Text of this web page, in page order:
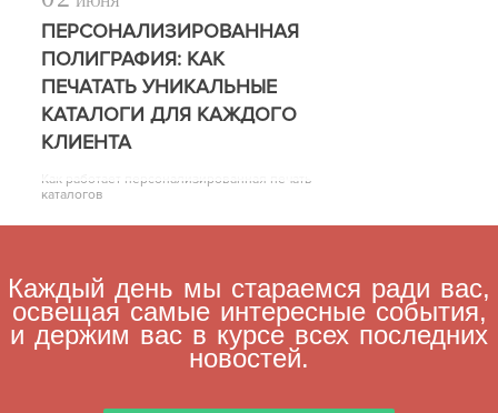
ПЕРСОНАЛИЗИРОВАННАЯ
ПОЛИГРАФИЯ: КАК
ПЕЧАТАТЬ УНИКАЛЬНЫЕ
КАТАЛОГИ ДЛЯ КАЖДОГО
КЛИЕНТА
Как работает персонализированная печать
каталогов
Каждый день мы стараемся ради вас,
освещая самые интересные события,
и держим вас в курсе всех последних
новостей.